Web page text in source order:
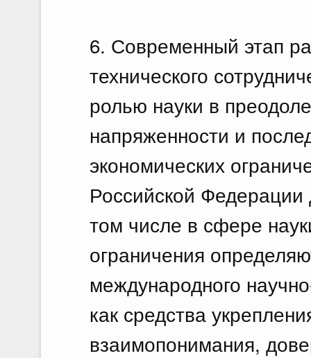
6. Современный этап
технического
ролью науки в
напряженности и
экономических
Российской
том числе в сфере
ограничения
международного
как средства
взаимопонимания,